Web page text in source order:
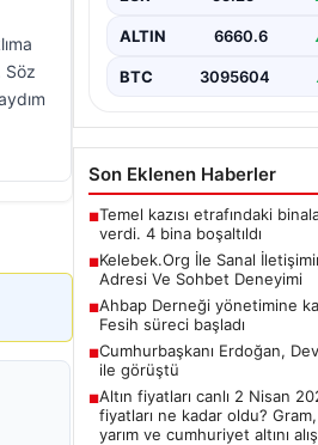
Söz
ALTIN 6660.6
BTC 3095604
Son Eklenen Haberler
■Temel kazısı etrafındaki
verdi. 4 bina boşaltıldı
■Kelebek.Org İle Sanal
Adresi Ve Sohbet Deneyimi
■Ahbap Derneği yönetimine
Fesih süreci başladı
■Cumhurbaşkanı Erdoğan,
ile görüştü
■Altın fiyatları canlı 2 Nisan
fiyatları ne kadar oldu?
yarım ve cumhuriyet altını